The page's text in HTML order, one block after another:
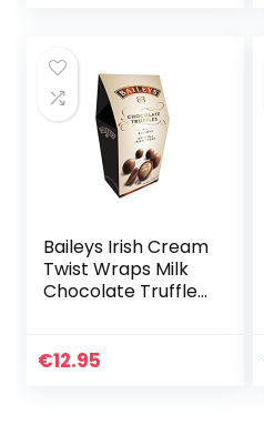
Baileys Irish Cream
Twist Wraps Milk
Chocolate Truffles
€12.95